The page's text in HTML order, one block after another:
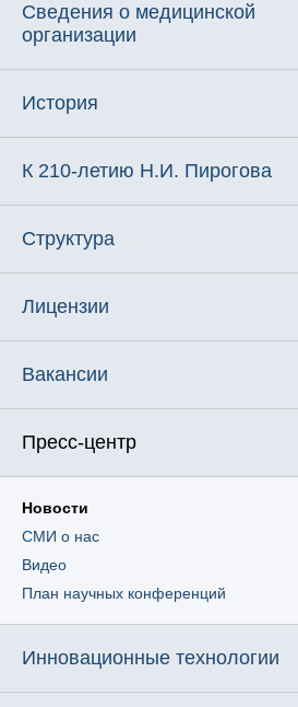
Сведения о медицинской
организации
История
К 210-летию Н.И. Пирогова
Структура
Лицензии
Вакансии
Пресс-центр
Новости
СМИ о нас
Видео
План научных конференций
Инновационные технологии